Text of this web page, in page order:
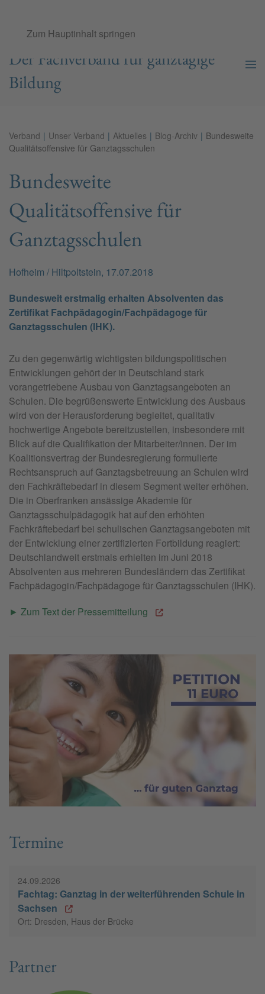
Zum Hauptinhalt springen
Ganztags­schul­verband e.V.
Der Fachverband für ganztägige
Bildung
Verband Unser Verband Aktuelles Blog-Archiv
Bundesweite
Qualitätsoffensive für Ganztagsschulen
Bundesweite
Qualitätsoffensive für
Ganztagsschulen
Hofheim / Hiltpoltstein, 17.07.2018
Bundesweit erstmalig erhalten Absolventen das
Zertifikat Fachpädagogin/Fachpädagoge für
Ganztagsschulen (IHK).
Zu den gegenwärtig wichtigsten bildungspolitischen
Entwicklungen gehört der in Deutschland stark
vorangetriebene Ausbau von Ganztagsangeboten an
Schulen. Die begrüßenswerte Entwicklung des Ausbaus
wird von der Herausforderung begleitet, qualitativ
hochwertige Angebote bereitzustellen, insbesondere mit
Blick auf die Qualifikation der Mitarbeiter/innen. Der im
Koalitionsvertrag der Bundesregierung formulierte
Rechtsanspruch auf Ganztagsbetreuung an Schulen wird
den Fachkräftebedarf in diesem Segment weiter erhöhen.
Die in Oberfranken ansässige Akademie für
Ganztagsschulpädagogik hat auf den erhöhten
Fachkräftebedarf bei schulischen Ganztagsangeboten mit
der Entwicklung einer zertifizierten Fortbildung reagiert:
Deutschlandweit erstmals erhielten im Juni 2018
Absolventen aus mehreren Bundesländern das Zertifikat
Fachpädagogin/Fachpädagoge für Ganztagsschulen (IHK).
► Zum Text der Pressemitteilung
Termine
24.09.2026
Fachtag: Ganztag in der weiterführenden Schule in
Sachsen
Ort: Dresden, Haus der Brücke
Partner